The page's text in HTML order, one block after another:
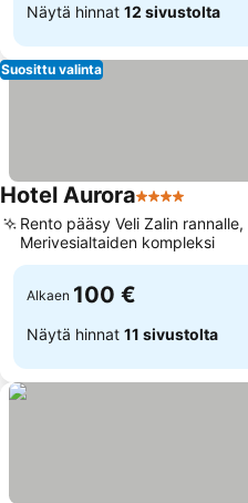
Näytä hinnat 12 sivustolta
Suosittu valinta
Hotel Aurora4 Tähtiluokitus
Rento pääsy Veli Zalin rannalle,
Merivesialtaiden kompleksi
Alkaen 100 €
Näytä hinnat 11 sivustolta